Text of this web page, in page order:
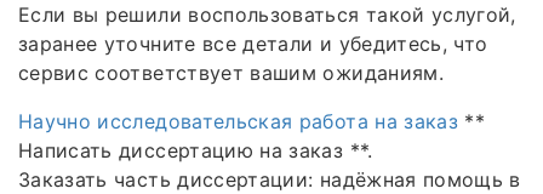
Если вы решили воспользоваться такой услугой,
заранее уточните все детали и убедитесь, что
сервис соответствует вашим ожиданиям.
Научно исследовательская работа на заказ **
Написать диссертацию на заказ **.
Заказать часть диссертации: надёжная помощь в